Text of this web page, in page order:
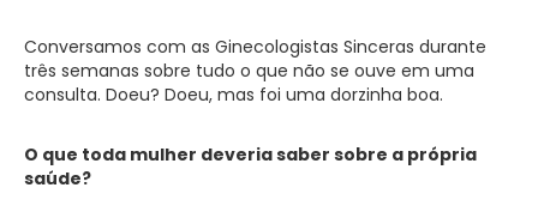
Conversamos com as Ginecologistas Sinceras durante
três semanas sobre tudo o que não se ouve em uma
consulta. Doeu? Doeu, mas foi uma dorzinha boa.
O que toda mulher deveria saber sobre a própria
saúde?